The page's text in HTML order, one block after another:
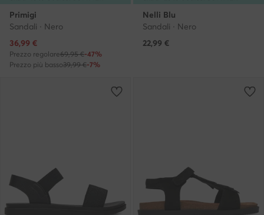
Primigi
Sandali · Nero
Prezzo attuale
36,99 €
Prezzo regolare69,95 €-47%
Prezzo più basso39,99 €-7%
Nelli Blu
Sandali · Nero
22,99 €